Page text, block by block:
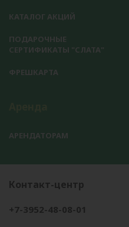
КАТАЛОГ АКЦИЙ
ПОДАРОЧНЫЕ
СЕРТИФИКАТЫ "СЛАТА"
ФРЕШКАРТА
АРЕНДАТОРАМ
Контакт-центр
+7-3952-48-08-01